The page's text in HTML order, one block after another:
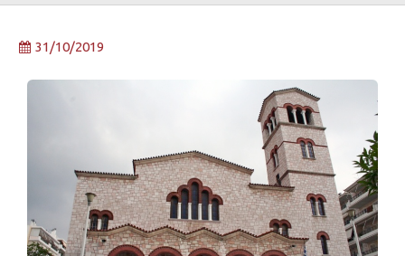
31/10/2019